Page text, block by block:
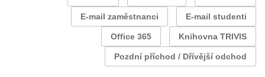
E-mail zaměstnanci E-mail studenti
Office 365 Knihovna TRIVIS
Pozdní příchod / Dřívější odchod